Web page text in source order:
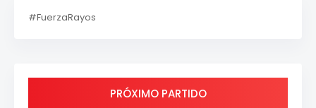
#FuerzaRayos
PRÓXIMO PARTIDO